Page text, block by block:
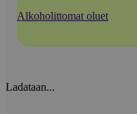
Alkoholittomat oluet
Ladataan...